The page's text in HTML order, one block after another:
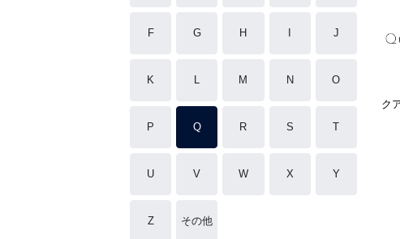
F G H J
K L M N O
P Q R S T
U V W X Y
Z その他
ク